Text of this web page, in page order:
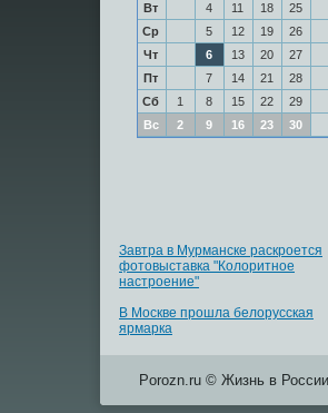
Вт
4 11 18
25
Ср
5 12 19
26
Чт
6 13 20
27
Пт
7 14 21
28
Сб
1 8 15 22
29
Вс
2 9 16 23 30
Завтра в Мурманске раскроется
фотовыставка "Колоритное
настроение"
В Москве прошла белорусская
ярмарка
Porozn.ru © Жизнь в